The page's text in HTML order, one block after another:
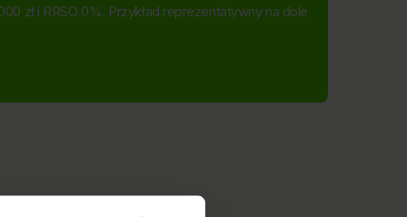
zł i RRSO 0%. Przykład reprezentatywny na dole